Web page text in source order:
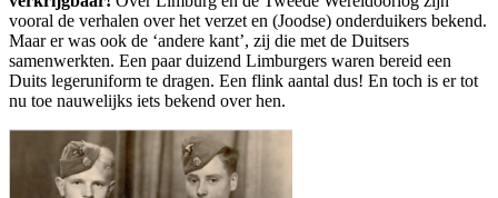
vooral de verhalen over het verzet en (Joodse) onderduikers bekend.
Maar er was ook de ‘andere kant’, zij die met de Duitsers
samenwerkten. Een paar duizend Limburgers waren bereid een
Duits legeruniform te dragen. Een flink aantal dus! En toch is er tot
nu toe nauwelijks iets bekend over hen.